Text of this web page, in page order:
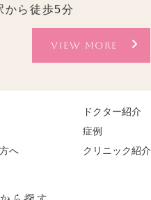
から徒歩5分
VIEW MORE
ドクター紹介
症例
へ
クリニック紹介